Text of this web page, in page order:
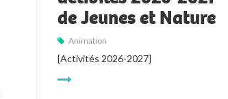
de Jeunes et Nature
Animation
[Activités 2026-2027]